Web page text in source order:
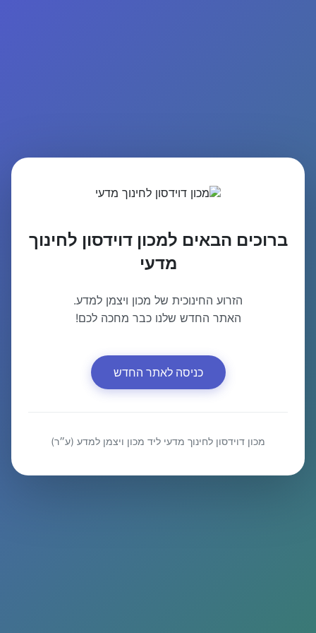
ברוכים הבאים למכון דוידסון לחינוך
מדעי
הזרוע החינוכית של מכון ויצמן למדע.
האתר החדש שלנו כבר מחכה לכם!
כניסה לאתר החדש
מכון דוידסון לחינוך מדעי ליד מכון ויצמן למדע (ע״ר)